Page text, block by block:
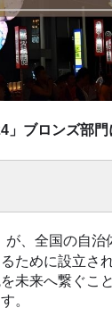
ブロンズ部
が、全国の自
ために設立さ
未来へ繋ぐこ
。